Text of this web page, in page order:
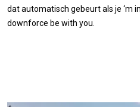
dat automatisch gebeurt als je ‘m
downforce be with you.